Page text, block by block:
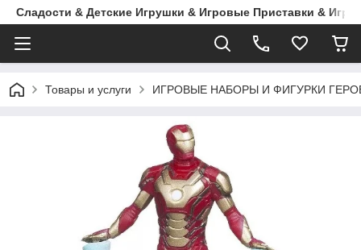
Сладости & Детские Игрушки & Игровые Приставки & Игры
Товары и услуги ИГРОВЫЕ НАБОРЫ И ФИГУРКИ